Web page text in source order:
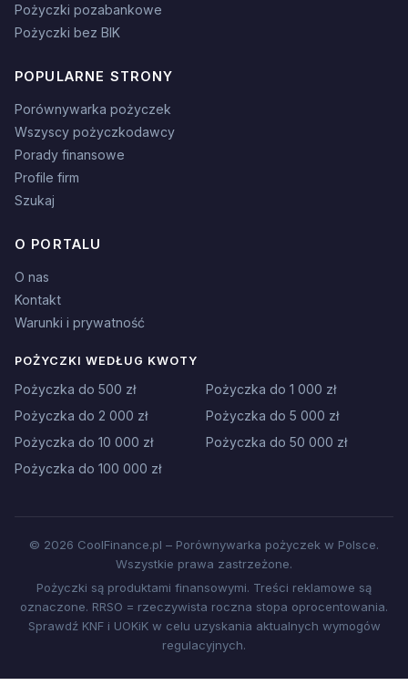
Pożyczki pozabankowe
Pożyczki bez BIK
POPULARNE STRONY
Porównywarka pożyczek
Wszyscy pożyczkodawcy
Porady finansowe
Profile firm
Szukaj
O PORTALU
O nas
Kontakt
Warunki i prywatność
POŻYCZKI WEDŁUG KWOTY
Pożyczka do 500 zł
Pożyczka do 1 000 zł
Pożyczka do 2 000 zł
Pożyczka do 5 000 zł
Pożyczka do 10 000 zł
Pożyczka do 50 000 zł
Pożyczka do 100 000 zł
© 2026 CoolFinance.pl – Porównywarka pożyczek w Polsce.
Wszystkie prawa zastrzeżone.
Pożyczki są produktami finansowymi. Treści reklamowe są
oznaczone. RRSO = rzeczywista roczna stopa oprocentowania.
Sprawdź KNF i UOKiK w celu uzyskania aktualnych wymogów
regulacyjnych.